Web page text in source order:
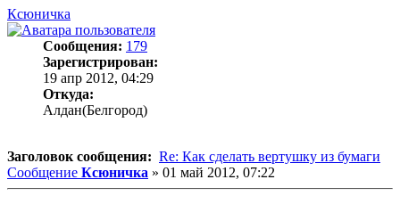
Ксюничка
Сообщения: 179
Зарегистрирован:
19 апр 2012, 04:29
Откуда:
Алдан(Белгород)
Заголовок сообщения: Re: Как сделать вертушку из бумаги
Сообщение Ксюничка » 01 май 2012, 07:22